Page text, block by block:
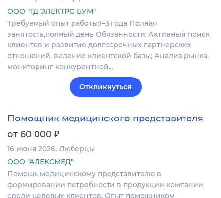
ООО "ТД ЭЛЕКТРО БУМ"
Требуемый опыт работы:1–3 года Полная
занятость,полный день Обязанности: Активный поиск
клиентов и развитие долгосрочных партнерских
отношений, ведение клиентской базы; Анализ рынка,
мониторинг конкурентной…
Откликнуться
Помощник медицинского представителя
от 60 000 ₽
16 июня 2026 Люберцы
ООО "АЛЕКСМЕД"
Помощь медицинскому представителю в
формировании потребности в продукции компании
среди целевых клиентов. Опыт помощником